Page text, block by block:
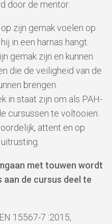
door de mentor.
zijn gemak voelen op
in een harnas hangt.
gemak zijn en kunnen
die de veiligheid van de
brengen.
in staat zijn om als PAH-
cursussen te voltooien.
attent en op
met touwen wordt
de cursus deel te
15567-7 :2015,